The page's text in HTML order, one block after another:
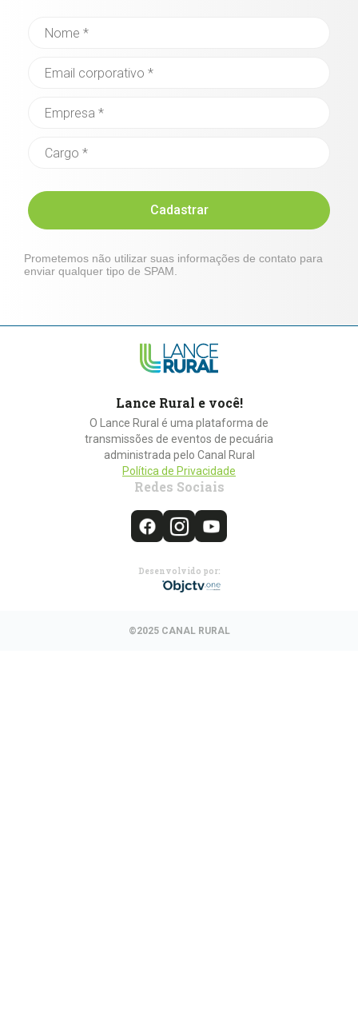
Cadastrar
Prometemos não utilizar suas informações de contato para
enviar qualquer tipo de SPAM.
Lance Rural e você!
O Lance Rural é uma plataforma de
transmissões de eventos de pecuária
administrada pelo Canal Rural
Política de Privacidade
Redes Sociais
Desenvolvido por:
©2025 CANAL RURAL